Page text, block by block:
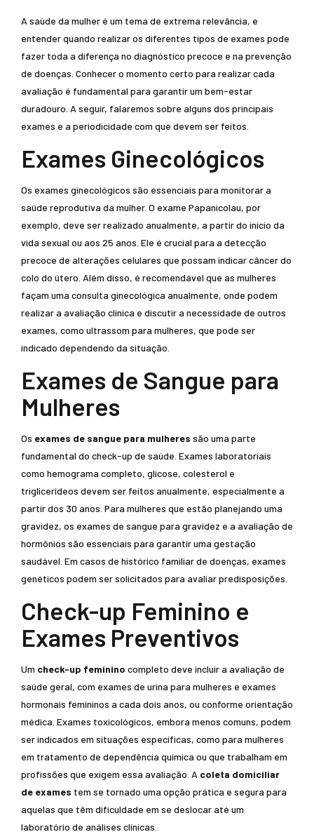
A saúde da mulher é um tema de extrema relevância, e
entender quando realizar os diferentes tipos de exames pode
fazer toda a diferença no diagnóstico precoce e na prevenção
de doenças. Conhecer o momento certo para realizar cada
avaliação é fundamental para garantir um bem-estar
duradouro. A seguir, falaremos sobre alguns dos principais
exames e a periodicidade com que devem ser feitos.
Exames Ginecológicos
Os exames ginecológicos são essenciais para monitorar a
saúde reprodutiva da mulher. O exame Papanicolau, por
exemplo, deve ser realizado anualmente, a partir do início da
vida sexual ou aos 25 anos. Ele é crucial para a detecção
precoce de alterações celulares que possam indicar câncer do
colo do útero. Além disso, é recomendável que as mulheres
façam uma consulta ginecológica anualmente, onde podem
realizar a avaliação clínica e discutir a necessidade de outros
exames, como ultrassom para mulheres, que pode ser
indicado dependendo da situação.
Exames de Sangue para
Mulheres
Os exames de sangue para mulheres são uma parte
fundamental do check-up de saúde. Exames laboratoriais
como hemograma completo, glicose, colesterol e
triglicerídeos devem ser feitos anualmente, especialmente a
partir dos 30 anos. Para mulheres que estão planejando uma
gravidez, os exames de sangue para gravidez e a avaliação de
hormônios são essenciais para garantir uma gestação
saudável. Em casos de histórico familiar de doenças, exames
genéticos podem ser solicitados para avaliar predisposições.
Check-up Feminino e
Exames Preventivos
Um check-up feminino completo deve incluir a avaliação de
saúde geral, com exames de urina para mulheres e exames
hormonais femininos a cada dois anos, ou conforme orientação
médica. Exames toxicológicos, embora menos comuns, podem
ser indicados em situações específicas, como para mulheres
em tratamento de dependência química ou que trabalham em
profissões que exigem essa avaliação. A coleta domiciliar
de exames tem se tornado uma opção prática e segura para
aquelas que têm dificuldade em se deslocar até um
laboratório de análises clínicas.